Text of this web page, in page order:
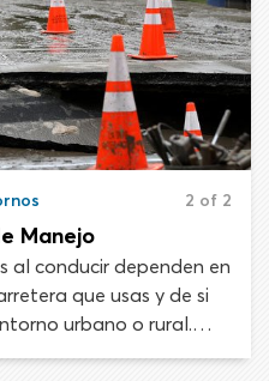
cambiar decenas
2 of 2
Manejo
al conducir dependen en
que usas y de si
urbano o rural.
de manejo debes